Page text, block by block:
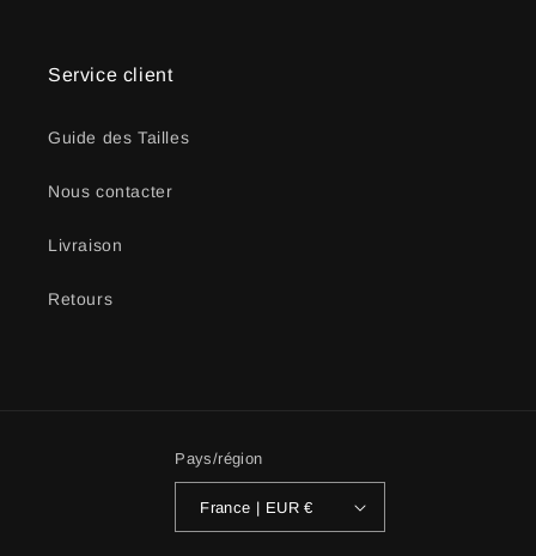
Service client
Guide des Tailles
Nous contacter
Livraison
Retours
Pays/région
France | EUR €